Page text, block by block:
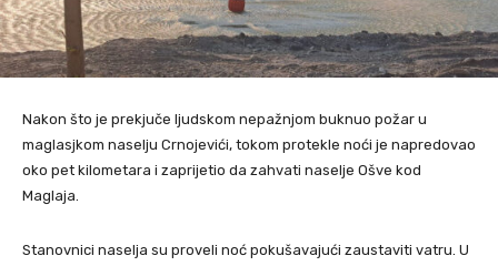
Nakon što je prekjuče ljudskom nepažnjom buknuo požar u
maglasjkom naselju Crnojevići, tokom protekle noći je napredovao
oko pet kilometara i zaprijetio da zahvati naselje Ošve kod
Maglaja.
Stanovnici naselja su proveli noć pokušavajući zaustaviti vatru. U